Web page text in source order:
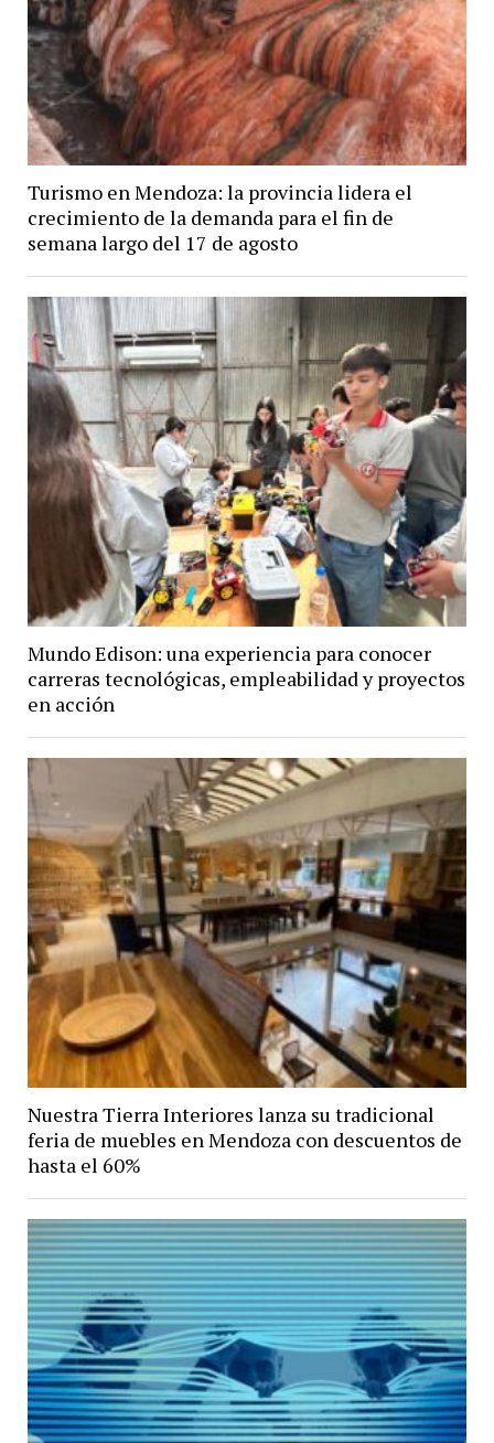
Turismo en Mendoza: la provincia lidera el
crecimiento de la demanda para el fin de
semana largo del 17 de agosto
Mundo Edison: una experiencia para conocer
carreras tecnológicas, empleabilidad y proyectos
en acción
Nuestra Tierra Interiores lanza su tradicional
feria de muebles en Mendoza con descuentos de
hasta el 60%